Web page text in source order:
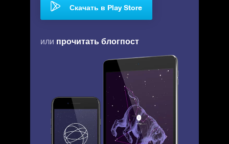
Скачать в Play Store
или прочитать блогпост